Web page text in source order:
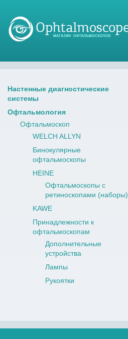
Настенные диагностические
системы
Офтальмология
Офтальмоскоп
WELCH ALLYN
Бинокулярные
офтальмоскопы
HEINE
Офтальмоскопы с
ретиноскопами (наборы)
KAWE
Принадлежности к
офтальмоскопам
Дополнительные
устройства
Лампы
Рукоятки